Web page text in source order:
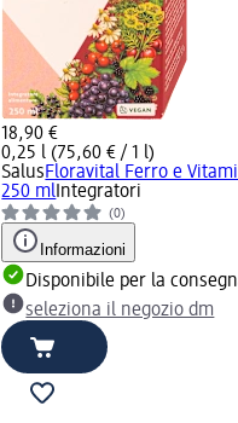
18,90 €
0,25 l (75,60 € / 1 l)
SalusFloravital Ferro e
250 ml Integratori
(0)
Informazioni
Disponibile per la
seleziona il negozio dm